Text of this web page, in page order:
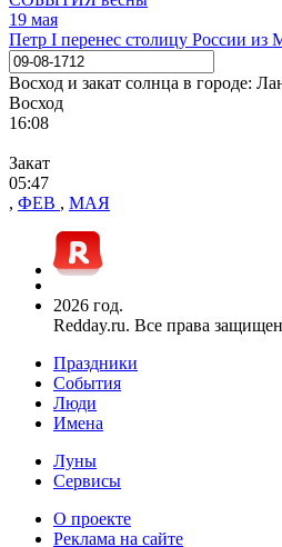
19 мая
Петр I перенес столицу России из
Восход и закат солнца в городе:
Восход
16:08
Закат
05:47
, ФЕВ , МАЯ
2026 год.
Redday.ru. Все права
Праздники
События
Люди
Имена
Луны
Сервисы
О проекте
Реклама на сайте